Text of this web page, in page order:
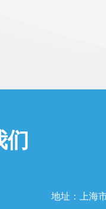
们
地址：上海